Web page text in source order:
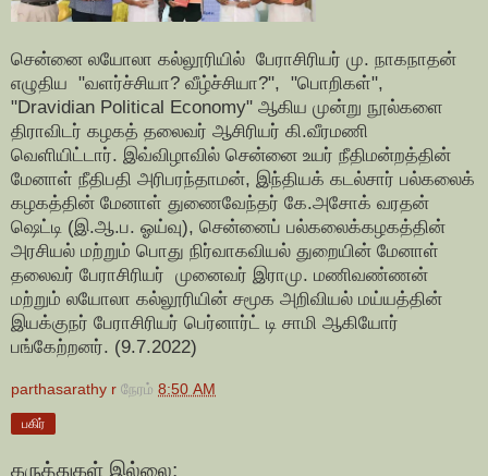
சென்னை லயோலா கல்லூரியில் பேராசிரியர் மு. நாகநாதன்
எழுதிய "வளர்ச்சியா? வீழ்ச்சியா?", "பொறிகள்",
"Dravidian Political Economy" ஆகிய முன்று நூல்களை
திராவிடர் கழகத் தலைவர் ஆசிரியர் கி.வீரமணி
வெளியிட்டார். இவ்விழாவில் சென்னை உயர் நீதிமன்றத்தின்
மேனாள் நீதிபதி அரிபரந்தாமன், இந்தியக் கடல்சார் பல்கலைக்
கழகத்தின் மேனாள் துணைவேந்தர் கே.அசோக் வரதன்
ஷெட்டி (இ.ஆ.ப. ஓய்வு), சென்னைப் பல்கலைக்கழகத்தின்
அரசியல் மற்றும் பொது நிர்வாகவியல் துறையின் மேனாள்
தலைவர் பேராசிரியர் முனைவர் இராமு. மணிவண்ணன்
மற்றும் லயோலா கல்லூரியின் சமூக அறிவியல் மய்யத்தின்
இயக்குநர் பேராசிரியர் பெர்னார்ட் டி சாமி ஆகியோர்
பங்கேற்றனர். (9.7.2022)
parthasarathy r நேரம் 8:50 AM
பகிர்
கருத்துகள் இல்லை: